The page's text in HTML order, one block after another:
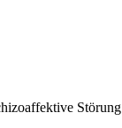
Störung